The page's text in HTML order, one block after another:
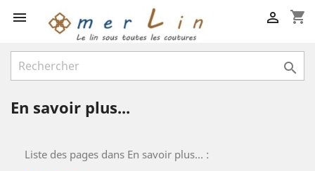
 shopping_cart


En savoir plus...
Liste des pages dans En savoir plus... :